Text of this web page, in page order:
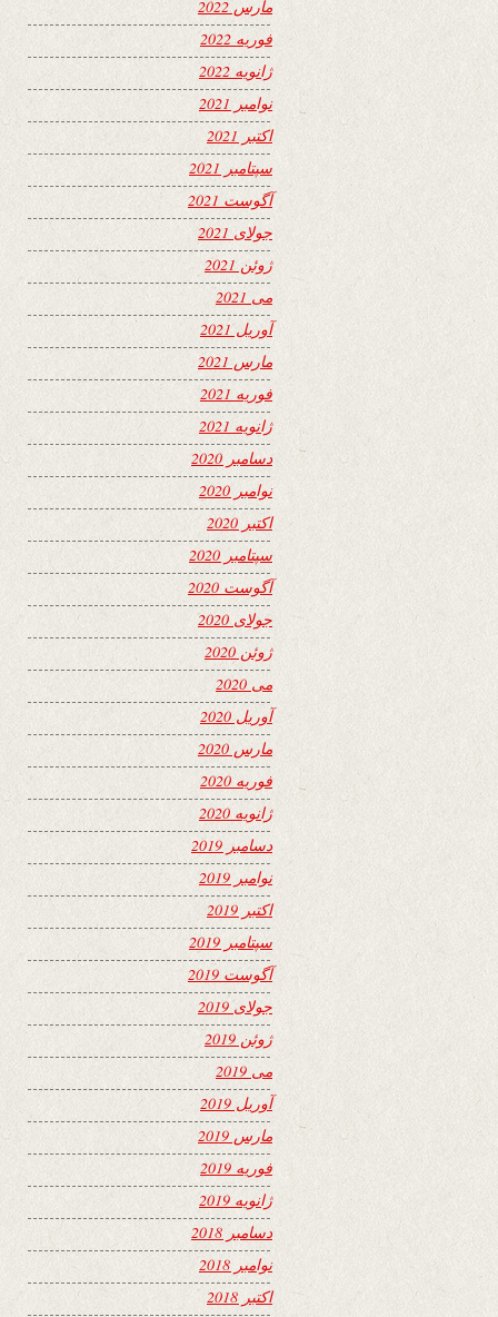
مارس 2022
فوریه 2022
ژانویه 2022
نوامبر 2021
اکتبر 2021
سپتامبر 2021
آگوست 2021
جولای 2021
ژوئن 2021
می 2021
آوریل 2021
مارس 2021
فوریه 2021
ژانویه 2021
دسامبر 2020
نوامبر 2020
اکتبر 2020
سپتامبر 2020
آگوست 2020
جولای 2020
ژوئن 2020
می 2020
آوریل 2020
مارس 2020
فوریه 2020
ژانویه 2020
دسامبر 2019
نوامبر 2019
اکتبر 2019
سپتامبر 2019
آگوست 2019
جولای 2019
ژوئن 2019
می 2019
آوریل 2019
مارس 2019
فوریه 2019
ژانویه 2019
دسامبر 2018
نوامبر 2018
اکتبر 2018